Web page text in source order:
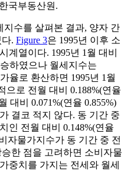
국부동산원.
수를 살펴본 결과, 양자 간
. Figure 3은 1995년 이후 소
계열이다. 1995년 1월 대비
하였으나 월세지수는
율로 환산하면 1995년 1월
으로 전월 대비 0.188%(연율
대비 0.071%(연율 0.855%)
결코 적지 않다. 동 기간 중
인 전월 대비 0.148%(연율
자물가지수가 동 기간 중 전
승한 점을 고려하면 소비자물
중치를 가지는 전세와 월세